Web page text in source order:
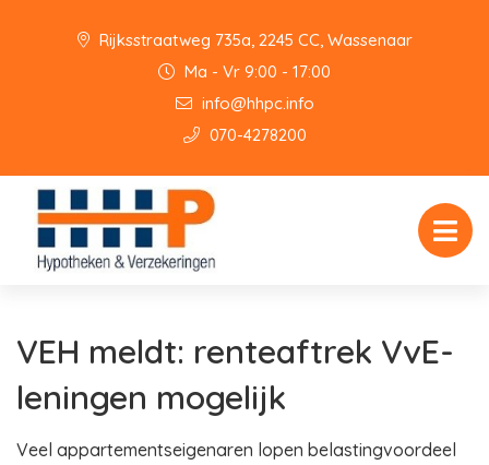
Rijksstraatweg 735a, 2245 CC, Wassenaar
Ma - Vr 9:00 - 17:00
info@hhpc.info
070-4278200
VEH meldt: renteaftrek VvE-
leningen mogelijk
Veel appartementseigenaren lopen belastingvoordeel